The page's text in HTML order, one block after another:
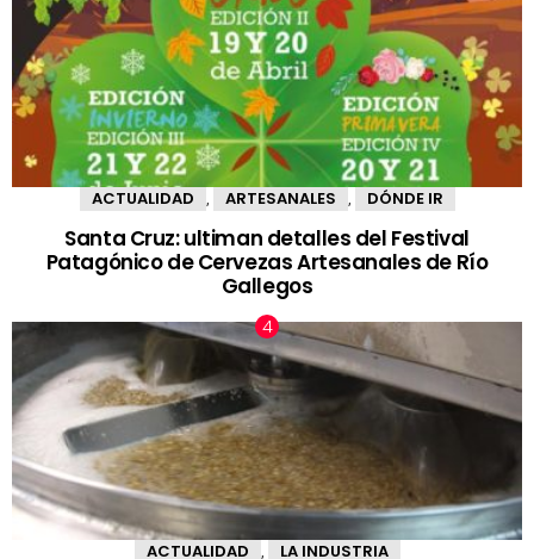
ACTUALIDAD ARTESANALES DÓNDE IR
Santa Cruz: ultiman detalles del Festival
Patagónico de Cervezas Artesanales de Río
Gallegos
ACTUALIDAD LA INDUSTRIA